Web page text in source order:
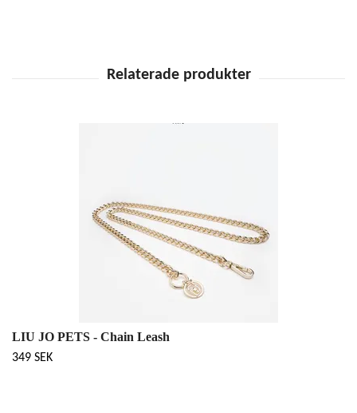
LIU JO PETS - Chain Leash
349 SEK